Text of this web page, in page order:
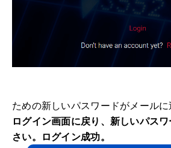
ための新しいパスワードがメール
ログイン画面に戻り、新しいパス
さい。
ログイン成功。